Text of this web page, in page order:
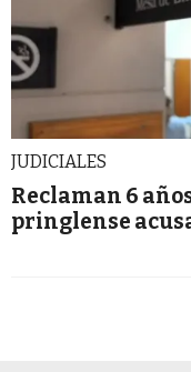
JUDICIALES
Reclaman 6
pringlense